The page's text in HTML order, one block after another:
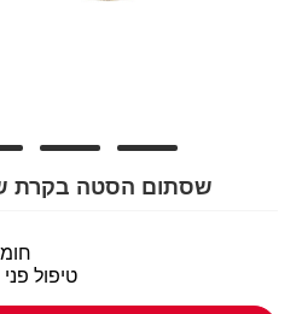
שסתום הסטה בקרת
טיפול